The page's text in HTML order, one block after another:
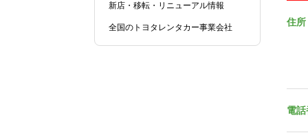
新店・移転・リニューアル情報
全国のトヨタレンタカー事業会社 住所
電